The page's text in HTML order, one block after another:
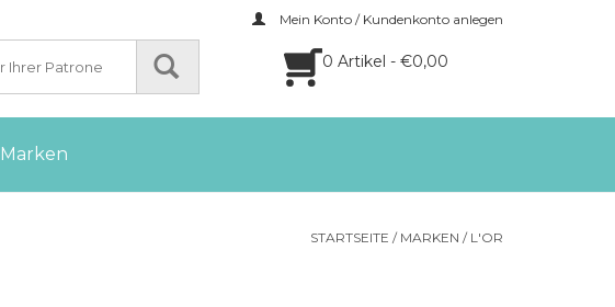
Mein Konto / Kundenkonto anlegen
0 Artikel - €0,00
Marken
STARTSEITE / MARKEN / L'OR